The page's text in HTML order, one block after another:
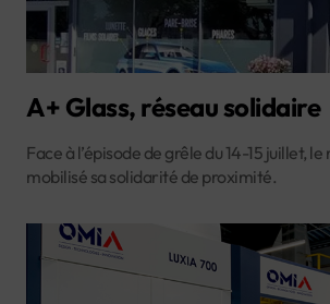
A+ Glass, réseau solidaire
Face à l’épisode de grêle du 14-15 juillet, le
mobilisé sa solidarité de proximité.